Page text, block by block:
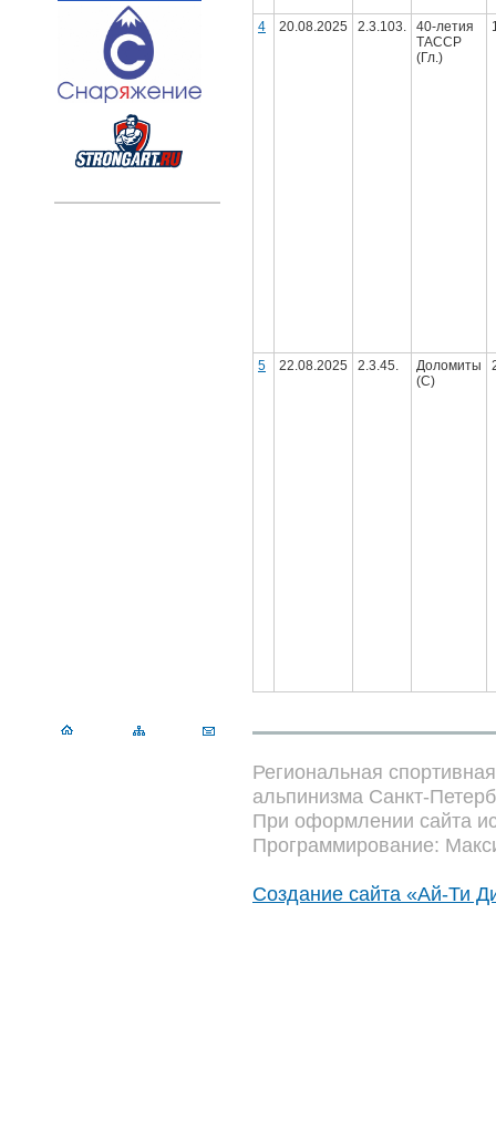
4 20.08.2025 2.3.103.
40-летия
ТАССР
(Гл.)
5 22.08.2025 2.3.45.
Доломиты
(С)
Региональная
альпинизма Санкт-
При оформлении сайта
Программирование:
Создание сайта «Ай-Ти